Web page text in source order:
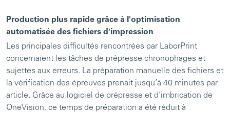
Production plus rapide grâce à l'optimisation
automatisée des fichiers d'impression
Les principales difficultés rencontrées par LaborPrint
concernaient les tâches de prépresse chronophages et
sujettes aux erreurs. La préparation manuelle des fichiers et
la vérification des épreuves prenait jusqu’à 40 minutes par
article. Grâce au logiciel de prépresse et d’imbrication de
OneVision, ce temps de préparation a été réduit à